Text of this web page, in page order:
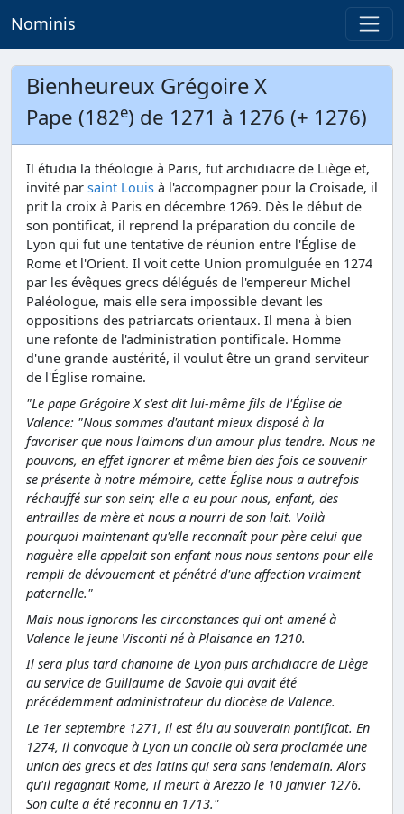
Nominis
Bienheureux Grégoire X
Pape (182e) de 1271 à 1276 (+ 1276)
Il étudia la théologie à Paris, fut archidiacre de Liège et,
invité par saint Louis à l'accompagner pour la Croisade, il
prit la croix à Paris en décembre 1269. Dès le début de
son pontificat, il reprend la préparation du concile de
Lyon qui fut une tentative de réunion entre l'Église de
Rome et l'Orient. Il voit cette Union promulguée en 1274
par les évêques grecs délégués de l'empereur Michel
Paléologue, mais elle sera impossible devant les
oppositions des patriarcats orientaux. Il mena à bien
une refonte de l'administration pontificale. Homme
d'une grande austérité, il voulut être un grand serviteur
de l'Église romaine.
"Le pape Grégoire X s'est dit lui-même fils de l'Église de
Valence: "Nous sommes d'autant mieux disposé à la
favoriser que nous l'aimons d'un amour plus tendre. Nous ne
pouvons, en effet ignorer et même bien des fois ce souvenir
se présente à notre mémoire, cette Église nous a autrefois
réchauffé sur son sein; elle a eu pour nous, enfant, des
entrailles de mère et nous a nourri de son lait. Voilà
pourquoi maintenant qu'elle reconnaît pour père celui que
naguère elle appelait son enfant nous nous sentons pour elle
rempli de dévouement et pénétré d'une affection vraiment
paternelle."
Mais nous ignorons les circonstances qui ont amené à
Valence le jeune Visconti né à Plaisance en 1210.
Il sera plus tard chanoine de Lyon puis archidiacre de Liège
au service de Guillaume de Savoie qui avait été
précédemment administrateur du diocèse de Valence.
Le 1er septembre 1271, il est élu au souverain pontificat. En
1274, il convoque à Lyon un concile où sera proclamée une
union des grecs et des latins qui sera sans lendemain. Alors
qu'il regagnait Rome, il meurt à Arezzo le 10 janvier 1276.
Son culte a été reconnu en 1713."